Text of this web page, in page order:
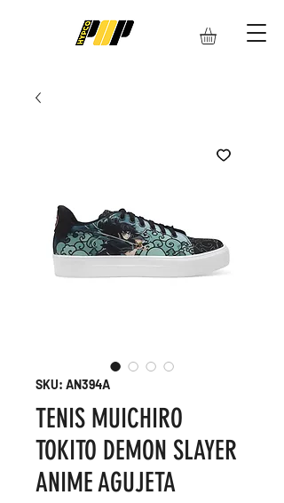
SKU: AN394A
TENIS MUICHIRO
TOKITO DEMON SLAYER
ANIME AGUJETA